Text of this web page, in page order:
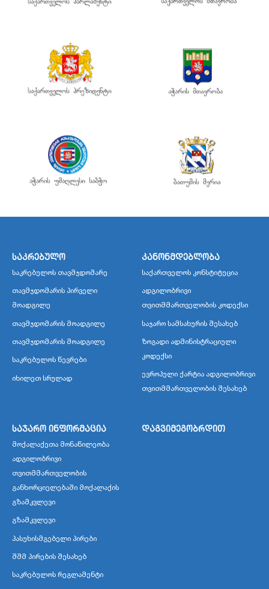
საკრებულო
საკრებულოს თავმჯდომარე
თავმჯდომარის პირველი
მოადგილე
თავმჯდომარის მოადგილე
თავმჯდომარის მოადგილე
საკრებულოს წევრები
იხილეთ სრულად
კანონმდებლობა
საქართველოს კონსტიტუცია
ადგილობრივი
თვითმმართველობის კოდექსი
საჯარო სამსახურის შესახებ
ზოგადი ადმინისტრაციული
კოდექსი
ევროპული ქარტია ადგილობრივი
თვითმმართველობის შესახებ
საჯარო ინფორმაცია
მოქალაქეთა მონაწილეობა
ადგილობრივი
თვითმმართველობის
განხორციელებაში მოქალაქის
გზამკვლევი
გზამკვლევი
პასუხისმგებელი პირები
შშმ პირების შესახებ
საკრებულოს რეგლამენტი
დაგვიმეგობრდით